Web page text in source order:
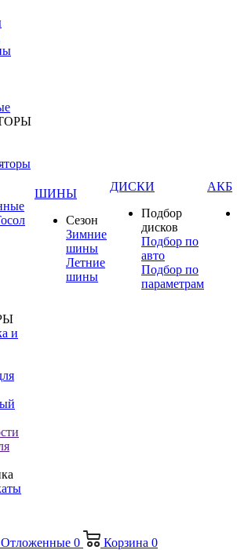
и
ШИНЫ
Сезон
Зимние
шины
Летние
шины
ДИСКИ
Подбор
дисков
Подбор по
авто
Подбор по
параметрам
АКБ
Отложенные 0 Корзина 0